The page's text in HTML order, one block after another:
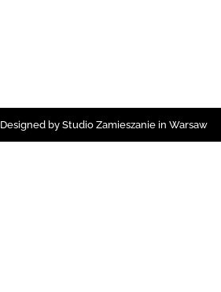
Designed by Studio Zamieszanie in Warsaw